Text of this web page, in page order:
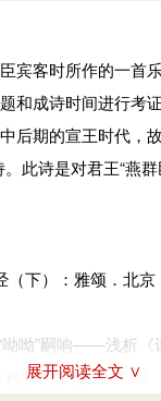
赏辞典．上海：上
。朱熹《诗集传》
引申为大道理。
菊科植物。
。孔：很。
”。
动词。
客时所作的一首
和成诗时间进行考
后期的宣王时代，
此诗是对君王“燕
下）：雅颂．北京
呦”嗣响——浅析《
学校学报,2011,02
展开阅读全文 ∨